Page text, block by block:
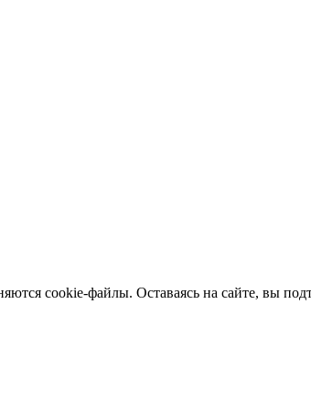
cookie-файлы. Оставаясь на сайте, вы